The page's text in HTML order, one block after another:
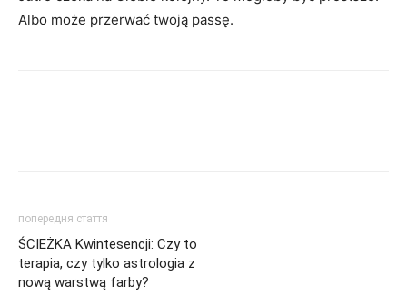
Albo może przerwać twoją passę.
попередня стаття
ŚCIEŻKA Kwintesencji: Czy to
terapia, czy tylko astrologia z
nową warstwą farby?